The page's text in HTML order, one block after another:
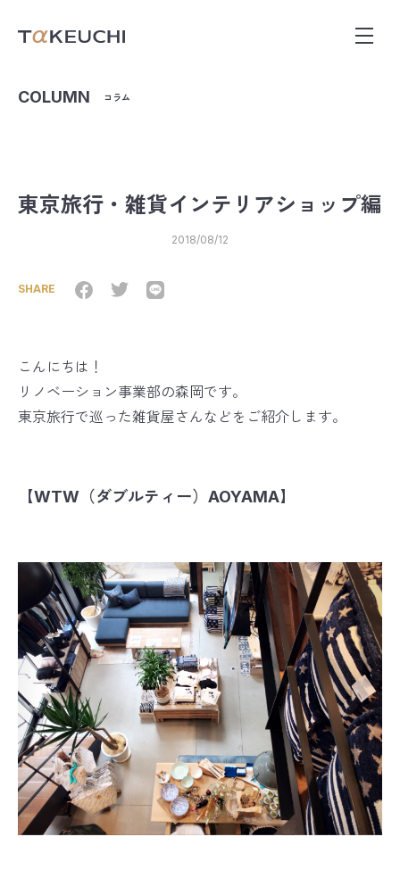
COLUMN コラム
東京旅行・雑貨インテリアショップ編
2018/08/12
SHARE
こんにちは！
リノベーション事業部の森岡です。
東京旅行で巡った雑貨屋さんなどをご紹介します。
【WTW（ダブルティー）AOYAMA】